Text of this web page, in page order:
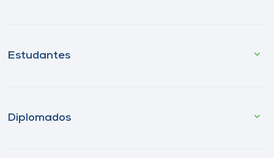
Estudantes
Diplomados